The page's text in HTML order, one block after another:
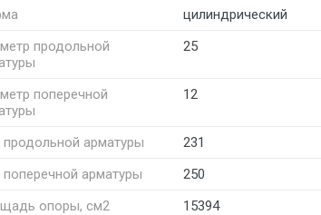
цилиндрический
продольной
25
поперечной
12
арматуры
231
арматуры
250
опоры, см2
15394